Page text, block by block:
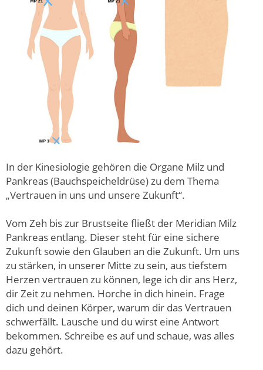
In der Kinesiologie gehören die Organe Milz und
Pankreas (Bauchspeicheldrüse) zu dem Thema
„Vertrauen in uns und unsere Zukunft“.
Vom Zeh bis zur Brustseite fließt der Meridian Milz
Pankreas entlang. Dieser steht für eine sichere
Zukunft sowie den Glauben an die Zukunft. Um uns
zu stärken, in unserer Mitte zu sein, aus tiefstem
Herzen vertrauen zu können, lege ich dir ans Herz,
dir Zeit zu nehmen. Horche in dich hinein. Frage
dich und deinen Körper, warum dir das Vertrauen
schwerfällt. Lausche und du wirst eine Antwort
bekommen. Schreibe es auf und schaue, was alles
dazu gehört.